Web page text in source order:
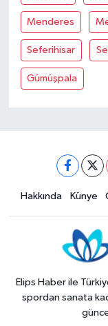
Menderes
Seferihisar
Gümüşpala
Hakkında Künye
Elips Haber ile
spordan sanata